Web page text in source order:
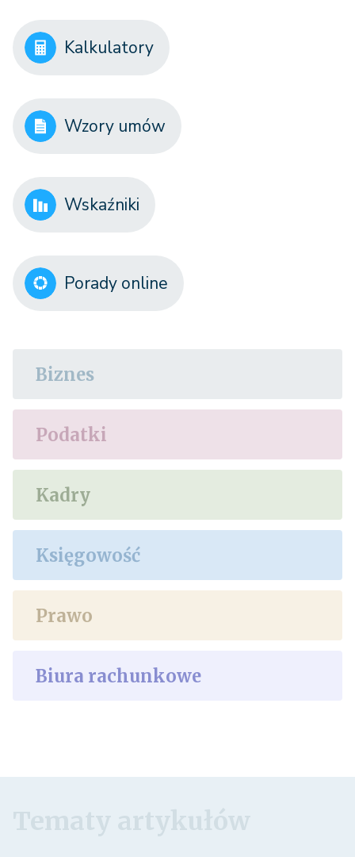
Kalkulatory
Wzory umów
Wskaźniki
Porady online
Biznes
Podatki
Kadry
Księgowość
Prawo
Biura rachunkowe